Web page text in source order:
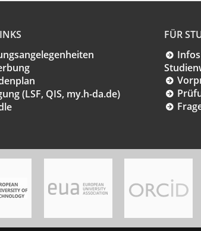
(LSF, QIS, my.h-da.de)
FÜR